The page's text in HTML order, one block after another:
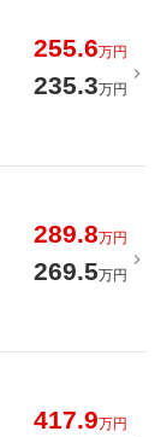
255.6万円
235.3万円
289.8万円
269.5万円
417.9万円